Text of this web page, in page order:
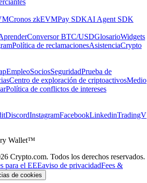
Cronos zkEVMPay SDKAI Agent SDK
Conversor BTC/USDGlosarioWidgets
Política de reclamacionesAsistenciaCrypto
EmpleoSociosSeguridadPrueba de
Centro de exploración de criptoactivosMedio
Política de conflictos de intereses
DiscordInstagramFacebookLinkedinTradingV
Wallet™
Crypto.com. Todos los derechos reservados.
para el EEEaviso de privacidadFees &
de cookies